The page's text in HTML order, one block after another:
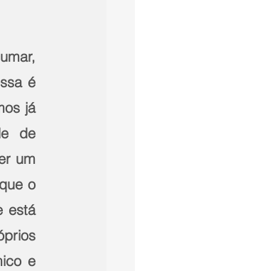
é
já
de
um
o
está
e